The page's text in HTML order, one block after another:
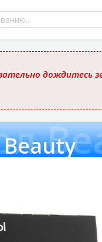
дождитесь